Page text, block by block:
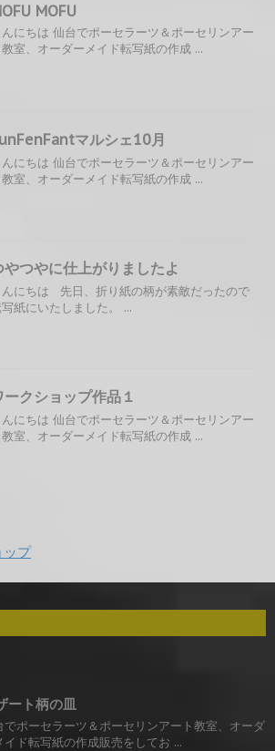
MOFU
んにちは 仙台でポーセラーツ＆ポーセリンアー
教室、オーダーメイド転写紙の作成 ...
マルシェ10月
んにちは 仙台でポーセラーツ＆ポーセリンアー
教室、オーダーメイド転写紙の作成 ...
やつやに仕上がりましたよ
んにちは 先日、折り紙の柄が素敵だったので
紙にいたしました。 ...
ークショップ作品１
んにちは 仙台でポーセラーツ＆ポーセリンアー
教室、オーダーメイド転写紙の作成 ...
ップ
ート柄の皿
でポーセラーツ＆ポーセリンアート教室、オーダ
イド転写紙の作成販売をしてお ...